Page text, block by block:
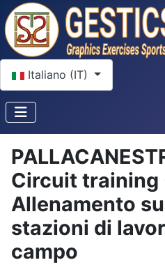
Seleziona la tua lingua
Italiano (IT)
Circuit training
Allenamento
stazioni di
campo